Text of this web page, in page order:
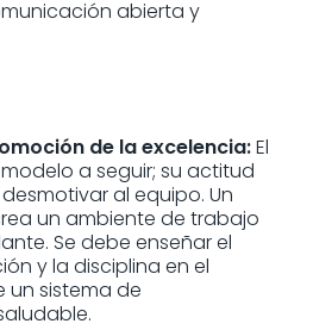
abierta y
de la excelencia:El
a seguir; su actitud
al equipo. Un
un ambiente de trabajo
Se debe enseñar el
y la disciplina en el
sistema de